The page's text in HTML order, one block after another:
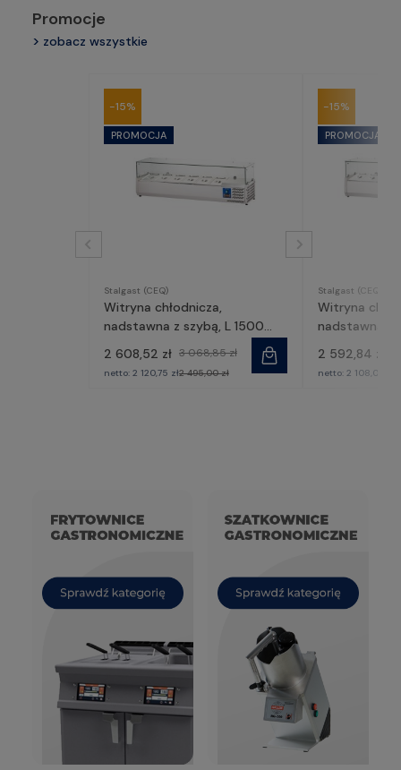
Promocje
zobacz wszystkie
Stalgast (CEQ)
Witryna chłodnicza,
nadstawna z szybą, L 1500
Stalgast
2 608,52 zł 3 068,85 zł
netto: 2 120,75 zł2 495,00 zł
-15%
Stalgast (CEQ)
Witryna
nadstawna z
2 592,84 zł
netto: 2 108,00 zł
-15%